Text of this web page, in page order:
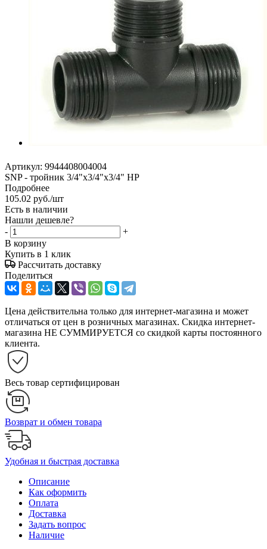
Артикул: 9944408004004
SNP - тройник 3/4"х3/4"х3/4" НР
Подробнее
105.02 руб./шт
Есть в наличии
Нашли дешевле?
-
+
В корзину
Купить в 1 клик
Рассчитать доставку
Поделиться
Цена действительна только для интернет-магазина и может
отличаться от цен в розничных магазинах. Скидка интернет-
магазина НЕ СУММИРУЕТСЯ со скидкой карты постоянного
клиента.
Весь товар сертифицирован
Возврат и обмен товара
Удобная и быстрая доставка
Описание
Как оформить
Оплата
Доставка
Задать вопрос
Наличие